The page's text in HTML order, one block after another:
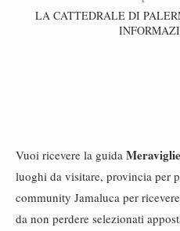
LA CATTEDRALE DI
Vuoi ricevere la guida
luoghi da visitare, provincia per
community Jamaluca per
da non perdere selezionati